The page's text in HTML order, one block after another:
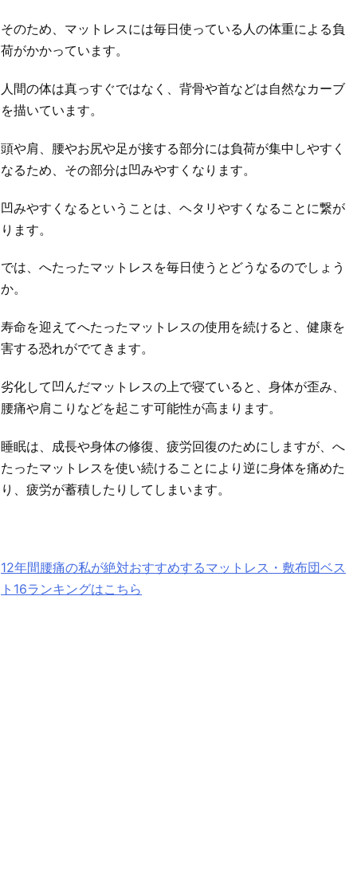
そのため、マットレスには毎日使っている人の体重による負
荷がかかっています。
人間の体は真っすぐではなく、背骨や首などは自然なカーブ
を描いています。
頭や肩、腰やお尻や足が接する部分には負荷が集中しやすく
なるため、その部分は凹みやすくなります。
凹みやすくなるということは、ヘタリやすくなることに繋が
ります。
では、へたったマットレスを毎日使うとどうなるのでしょう
か。
寿命を迎えてへたったマットレスの使用を続けると、健康を
害する恐れがでてきます。
劣化して凹んだマットレスの上で寝ていると、身体が歪み、
腰痛や肩こりなどを起こす可能性が高まります。
睡眠は、成長や身体の修復、疲労回復のためにしますが、へ
たったマットレスを使い続けることにより逆に身体を痛めた
り、疲労が蓄積したりしてしまいます。
12年間腰痛の私が絶対おすすめするマットレス・敷布団ベス
ト16ランキングはこちら